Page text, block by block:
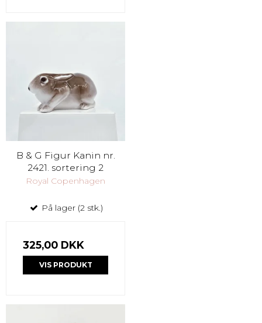
B & G Figur Kanin nr.
2421. sortering 2
Royal Copenhagen
På lager (2 stk.)
325,00 DKK
VIS PRODUKT